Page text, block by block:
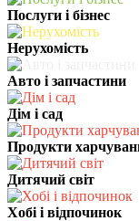
Послуги і бізнес
Нерухомість
Авто і запчастини
Дім і сад
Продукти
Дитячий світ
Хобі і відпочинок